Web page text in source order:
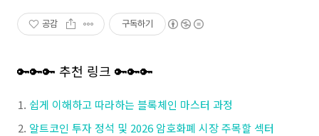
공감 구독하기
🔑🔑🔑 추천 링크 🔑🔑🔑
쉽게 이해하고 따라하는 블록체인 마스터 과정
알트코인 투자 정석 및 2026 암호화폐 시장 주목할 섹터